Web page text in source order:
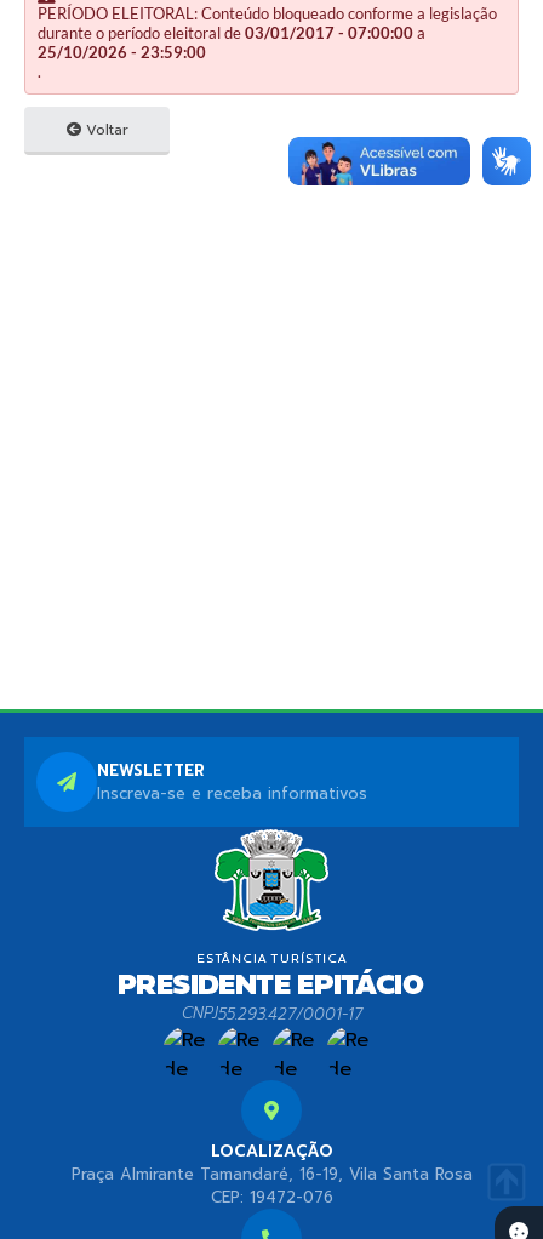
PERÍODO ELEITORAL: Conteúdo bloqueado conforme a legislação
durante o período eleitoral de03/01/2017 - 07:00:00a
25/10/2026 - 23:59:00
.
Voltar
LOCALIZAÇÃO
Praça Almirante Tamandaré, 16-19, Vila Santa Rosa
CEP: 19472-076
CNPJ55.293.427/0001-17
NEWSLETTER
Inscreva-se e receba informativos